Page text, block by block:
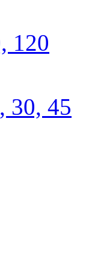
120
30, 45